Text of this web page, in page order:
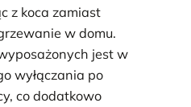
z koca zamiast
w domu.
jest w
wyłączania po
co dodatkowo